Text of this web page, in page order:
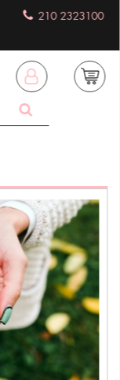
210 2323100